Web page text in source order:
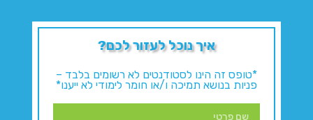
איך נוכל לעזור לכם?
*טופס זה הינו לסטודנטים לא רשומים בלבד –
פניות בנושא תמיכה ו/או חומר לימודי לא ייענו*